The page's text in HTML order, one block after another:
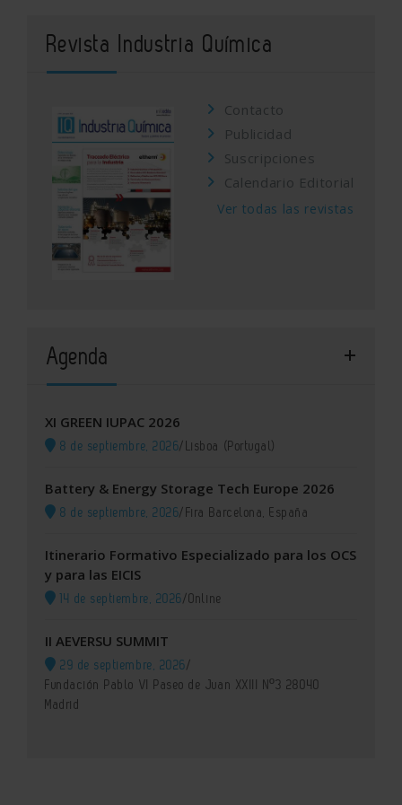
Revista Industria Química
Contacto
Publicidad
Suscripciones
Calendario Editorial
Ver todas las revistas
Agenda
XI GREEN IUPAC 2026
8 de septiembre, 2026/Lisboa (Portugal)
Battery & Energy Storage Tech Europe 2026
8 de septiembre, 2026/Fira Barcelona, España
Itinerario Formativo Especializado para los OCS
y para las EICIS
14 de septiembre, 2026/Online
II AEVERSU SUMMIT
29 de septiembre, 2026/
Fundación Pablo VI Paseo de Juan XXIII Nº3 28040
Madrid